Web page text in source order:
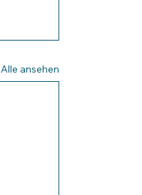
Alle ansehen